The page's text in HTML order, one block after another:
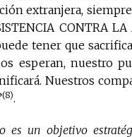
extranjera,
CONTRA
tener que
esperan, nuestro
Nuestros
(8).
es un objetivo